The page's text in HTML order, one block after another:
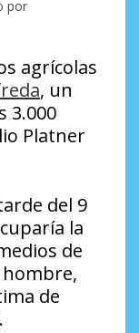
agrícolas
, un
3.000
Platner
del 9
la
de
hombre,
de